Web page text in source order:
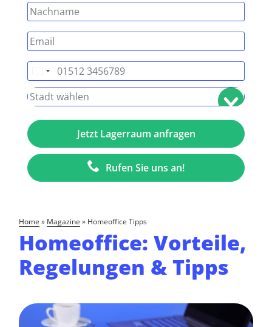
Deutschland
+49
Rufen Sie uns an!
home » Magazine » Homeoffice Tipps
Homeoffice: Vorteile,
Regelungen & Tipps